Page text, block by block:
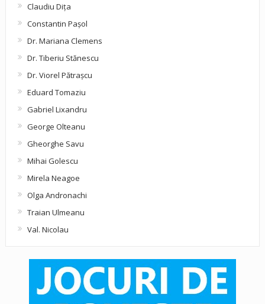
Claudiu Diţa
Constantin Pașol
Dr. Mariana Clemens
Dr. Tiberiu Stănescu
Dr. Viorel Pătraşcu
Eduard Tomaziu
Gabriel Lixandru
George Olteanu
Gheorghe Savu
Mihai Golescu
Mirela Neagoe
Olga Andronachi
Traian Ulmeanu
Val. Nicolau